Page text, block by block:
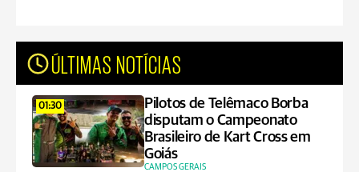
ÚLTIMAS NOTÍCIAS
01:30
Pilotos de Telêmaco Borba
disputam o Campeonato
Brasileiro de Kart Cross em
Goiás
CAMPOS GERAIS